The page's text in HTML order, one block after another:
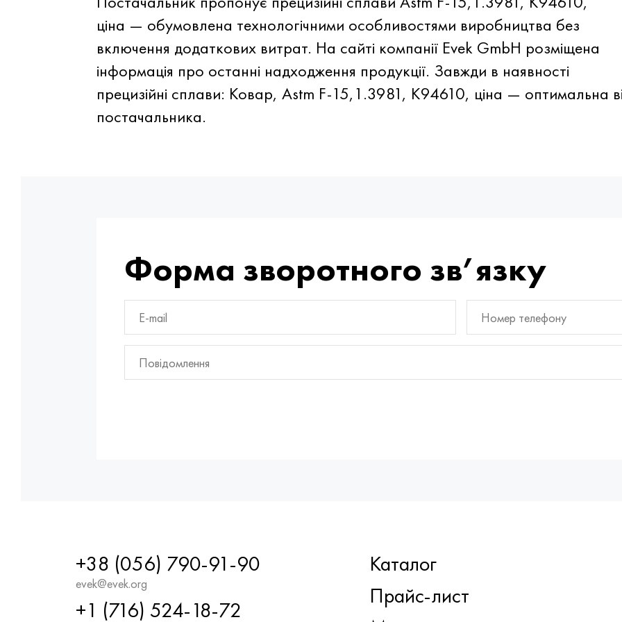
ціна — обумовлена технологічними особливостями виробництва без
включення додаткових витрат. На сайті компанії Evek GmbH розміщена
інформація про останні надходження продукції. Завжди в наявності
прецизійні сплави: Ковар, Astm F-15,1.3981, K94610, ціна — оптимальна
постачальника.
Форма зворотного зв’язку
+38 (056) 790-91-90
evek@evek.org
+1 (716) 524-18-72
Каталог
Прайс-лист